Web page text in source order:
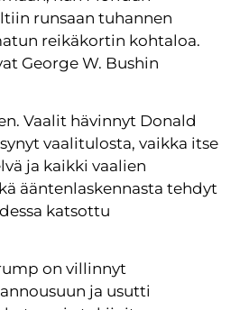
runsaan tuhannen
reikäkortin kohtaloa.
George W. Bushin
Vaalit hävinnyt Donald
vaalitulosta, vaikka itse
ja kaikki vaalien
ääntenlaskennasta tehdyt
katsottu
on villinnyt
ja usutti